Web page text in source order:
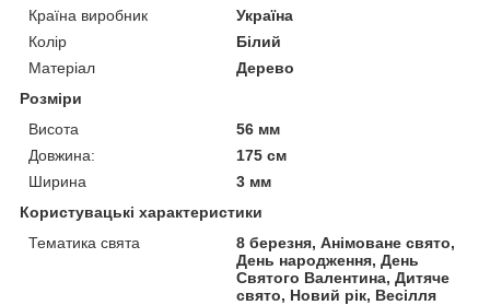
Країна виробник
Україна
Колір
Білий
Матеріал
Дерево
Розміри
Висота
56 мм
Довжина:
175 см
Ширина
3 мм
Користувацькі характеристики
Тематика свята
8 березня, Анімоване свято,
День народження, День
Святого Валентина, Дитяче
свято, Новий рік, Весілля